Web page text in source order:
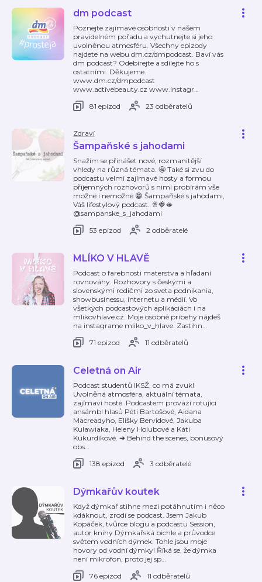
dm podcast
Poznejte zajímavé osobnosti v našem
pravidelném pořadu a vychutnejte si jeho
uvolněnou atmosféru. Všechny epizody
najdete na webu dm.cz/dmpodcast. Baví vás
dm podcast? Odebírejte a sdílejte ho s
ostatními. Děkujeme.
www.dm.cz/dmpodcast
www.activebeauty.cz www.instagr…
81 epizod
23 odběratelů
Zdraví
Šampaňské s jahodami
Snažím se přinášet nové, rozmanitější
vhledy na různá témata. 🤩 Také si zvu do
podcastu velmi zajímavé hosty a formou
příjemných rozhovorů s nimi probírám vše
možné i nemožné 😁 Šampaňské s jahodami,
Váš lifestylový podcast. 🥂🍓🫦
@sampanske_s_jahodami
53 epizod
2 odběratelé
MLÍKO V HLAVĚ
Podcast o farebnosti materstva a hľadaní
rovnováhy. Rozhovory s českými a
slovenskými rodičmi zo sveta podnikania,
showbusinessu, internetu a médií. Vo
všetkých podcastových aplikáciách i na
mlikovhlave.cz. Moje osobné príbehy nájdeš
na instagrame mliko_v_hlave. Zastihn…
71 epizod
11 odběratelů
Celetná on Air
Podcast studentů IKSŽ, co má zvuk!
Uvolněná atmosféra, aktuální témata,
zajímaví hosté. Podcastem provází rotující
ansámbl hlasů Péti Bartošové, Aidana
Macreadyho, Elišky Bervidové, Jakuba
Kulawiaka, Heleny Holubové a Káti
Kukurdíkové. ➜ Behind the scenes, bonusový
obs…
138 epizod
3 odběratelé
Dýmkařův koutek
Když dýmkař stihne mezi potáhnutím i něco
kdáknout, zrodí se podcast. Jsem Jakub
Kopáček, tvůrce blogu a podcastu Session,
autor knihy Dýmkařská bichle a průvodce
světem vodních dýmek. Tohle jsou moje
hovory od vodní dýmky! Říká se, že dýmka
není mikrofon, proto jej sp…
76 epizod
11 odběratelů